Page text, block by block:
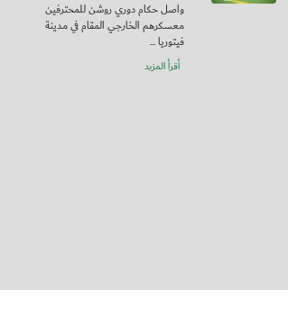
واصل حكام دوري روشن للمحترفين
معسكرهم الخارجي المقام في مدينة
فيتوريا ...
أقرأ المزيد